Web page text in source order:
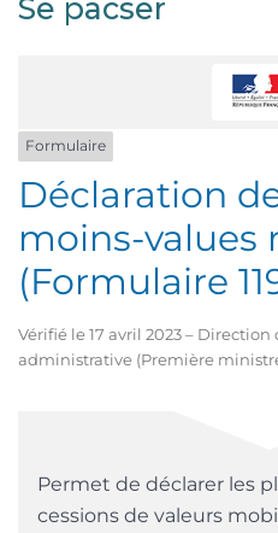
Se pacser
Formulaire
Déclaration
moins-values
(Formulaire
Vérifié le 17 avril 2023 –
administrative (Première
Permet de déclarer les
cessions de valeurs